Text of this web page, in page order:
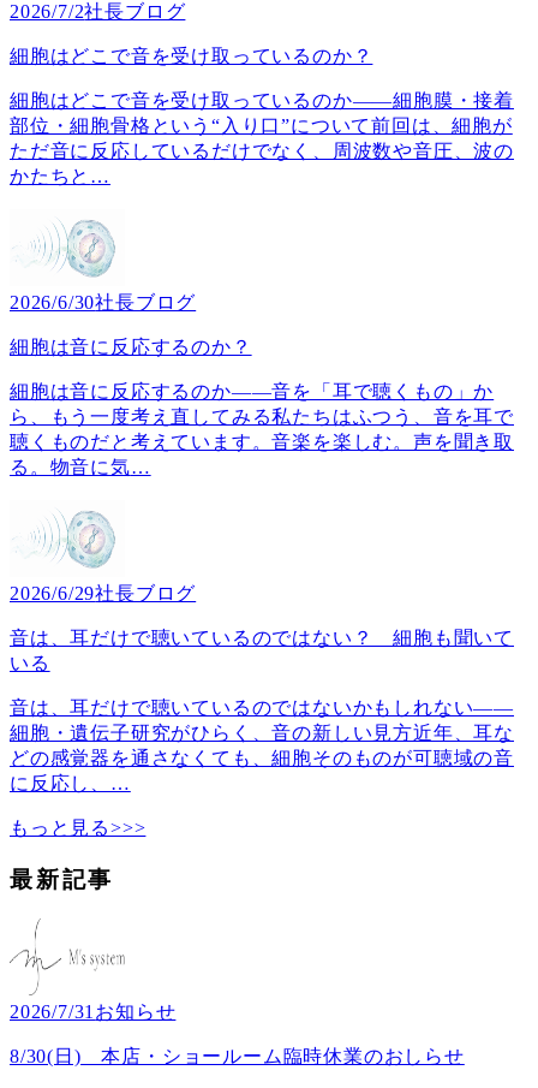
2026/7/2社長ブログ
細胞はどこで音を受け取っているのか？
細胞はどこで音を受け取っているのか――細胞膜・接着
部位・細胞骨格という“入り口”について前回は、細胞が
ただ音に反応しているだけでなく、周波数や音圧、波の
かたちと …
2026/6/30社長ブログ
細胞は音に反応するのか？
細胞は音に反応するのか――音を「耳で聴くもの」か
ら、もう一度考え直してみる私たちはふつう、音を耳で
聴くものだと考えています。音楽を楽しむ。声を聞き取
る。物音に気…
2026/6/29社長ブログ
音は、耳だけで聴いているのではない？ 細胞も聞いて
いる
音は、耳だけで聴いているのではないかもしれない――
細胞・遺伝子研究がひらく、音の新しい見方近年、耳な
どの感覚器を通さなくても、細胞そのものが可聴域の音
に反応し、 …
もっと見る>>>
最新記事
2026/7/31 お知らせ
8/30(日) 本店・ショールーム臨時休業のおしらせ